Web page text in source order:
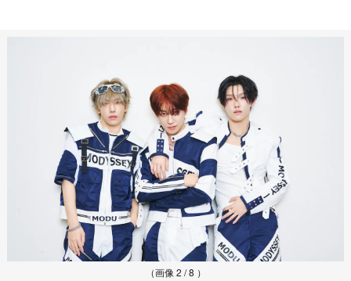
（画像 2 / 8 ）